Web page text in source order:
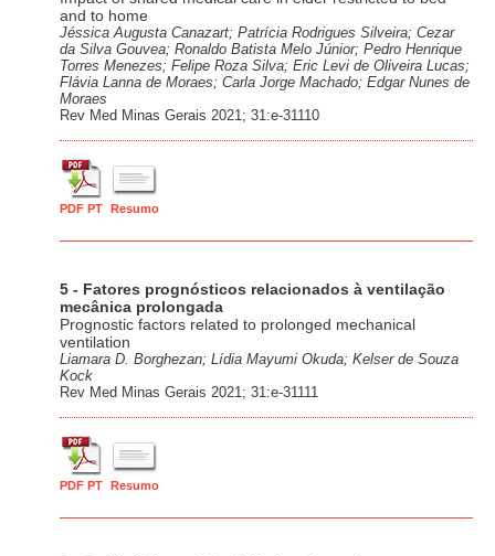
and to home
Jéssica Augusta Canazart; Patrícia Rodrigues Silveira; Cezar
da Silva Gouvea; Ronaldo Batista Melo Júnior; Pedro Henrique
Torres Menezes; Felipe Roza Silva; Eric Levi de Oliveira Lucas;
Flávia Lanna de Moraes; Carla Jorge Machado; Edgar Nunes de
Moraes
Rev Med Minas Gerais 2021; 31:e-31110
PDF PT Resumo
5 - Fatores prognósticos relacionados à ventilação
mecânica prolongada
Prognostic factors related to prolonged mechanical
ventilation
Liamara D. Borghezan; Lídia Mayumi Okuda; Kelser de Souza
Kock
Rev Med Minas Gerais 2021; 31:e-31111
PDF PT Resumo